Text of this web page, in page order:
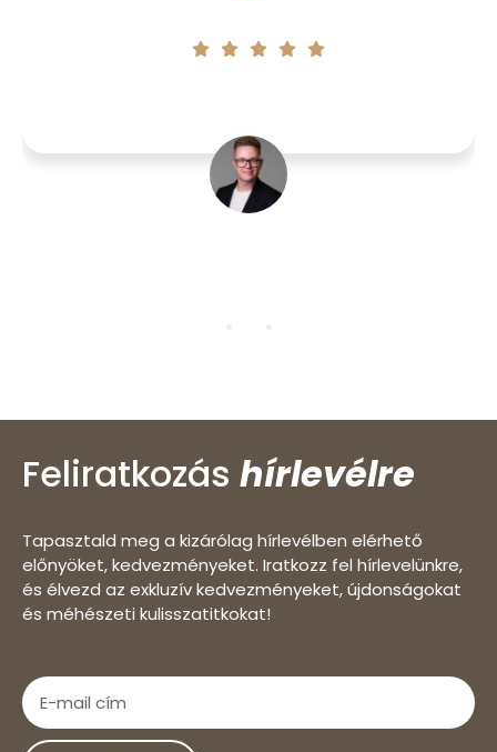
Feliratkozás hírlevélre
Tapasztald meg a kizárólag hírlevélben elérhető
előnyöket, kedvezményeket. Iratkozz fel hírlevelünkre,
és élvezd az exkluzív kedvezményeket, újdonságokat
és méhészeti kulisszatitkokat!